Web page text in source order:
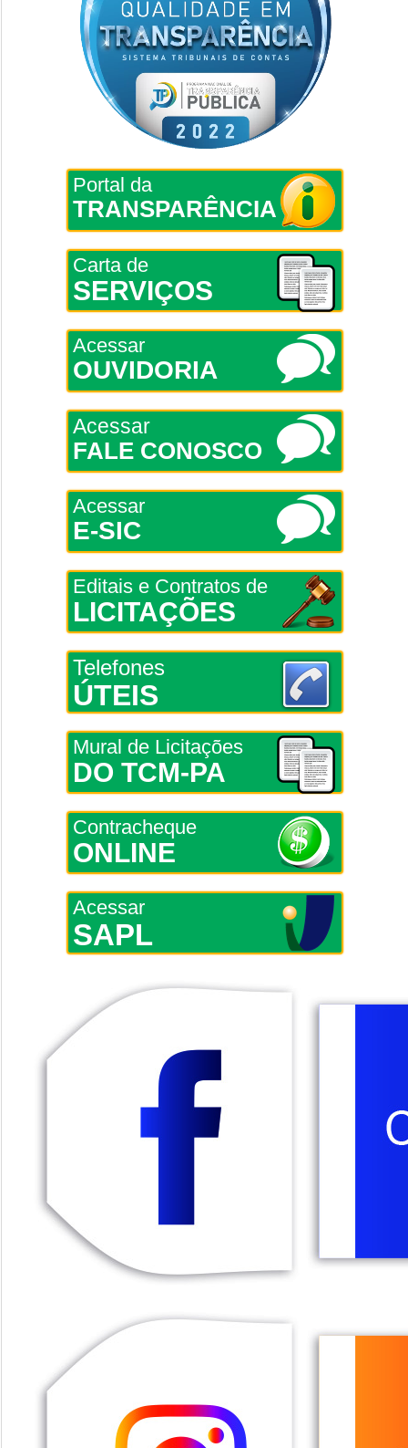
Portal da
TRANSPARÊNCIA
Carta de
SERVIÇOS
Acessar
OUVIDORIA
Acessar
FALE CONOSCO
Acessar
E-SIC
Editais e Contratos de
LICITAÇÕES
Telefones
ÚTEIS
Mural de Licitações
DO TCM-PA
Contracheque
ONLINE
Acessar
SAPL